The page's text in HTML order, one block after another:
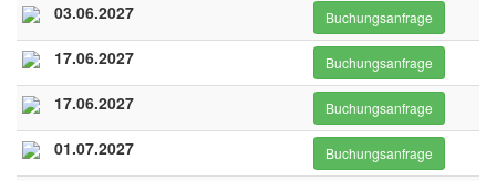
03.06.2027 Buchungsanfrage
17.06.2027 Buchungsanfrage
17.06.2027 Buchungsanfrage
01.07.2027 Buchungsanfrage